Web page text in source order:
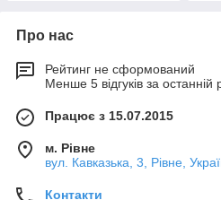
Про нас
Рейтинг не сформований
Менше 5 відгуків за останній
Працює з 15.07.2015
м. Рівне
вул. Кавказька, 3, Рівне,
Контакти